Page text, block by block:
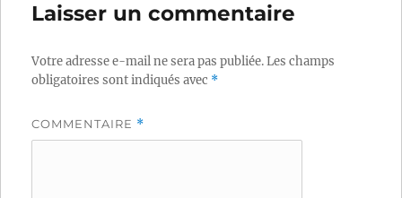
Laisser un commentaire
Votre adresse e-mail ne sera pas publiée.Les champs
obligatoires sont indiqués avec *
COMMENTAIRE *